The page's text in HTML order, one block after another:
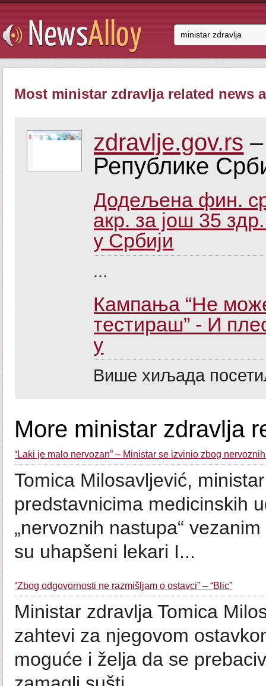
Most ministar zdravlja related news
zdravlje.gov.rs
Републике
Додељена фин.
акр. за још 35
у Србији
...
Кампања “Не
тестираш” - И
у
Више хиљада
More ministar zdravlja
“Laki je malo nervozan” – Ministar se izvinio zbog
Tomica Milosavljević,
predstavnicima medicinskih
„nervoznih nastupa“
su uhapšeni lekari I...
“Zbog odgovornosti ne razmišljam o ostavci” – “Blic”
Ministar zdravlja Tomica
zahtevi za njegovom
moguće i želja da se